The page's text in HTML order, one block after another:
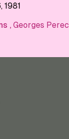
, 1981
, Georges Perec